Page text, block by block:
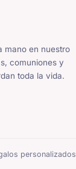
mano en nuestro
comuniones y
toda la vida.
personalizados